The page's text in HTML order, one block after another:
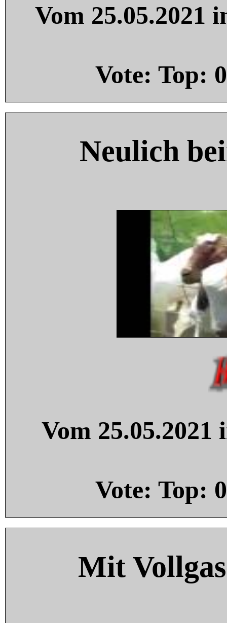
Vom 25.05.2021
Vote: Top: 0
Neulich
Vom
Vote: Top: 0
Mit